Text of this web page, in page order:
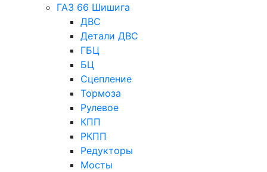
ГАЗ 66 Шишига
ДВС
Детали ДВС
ГБЦ
БЦ
Сцепление
Тормоза
Рулевое
КПП
РКПП
Редукторы
Мосты